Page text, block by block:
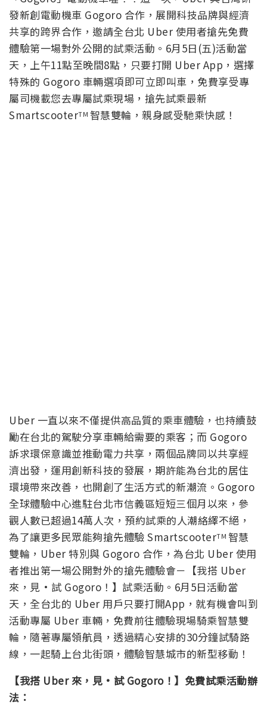
發新創電動機車 Gogoro 合作，展開科技品牌與經濟
共享的跨界合作，邀請全台北 Uber 使用者搶先免費
體驗第一場對外公開的試乘活動。6月5日(五)活動當
天，上午11點至晚間8點，只要打開 Uber App，選擇
特殊的 Gogoro 車輛選項即可立即叫車，免費享受專
屬司機載您去專屬試乘現場，搶先試乘最新
SmartscooterTM 智慧雙輪，親身感受馳乘快感！
Uber 一直以來不僅提供高品質的乘車體驗，也持續鼓
勵在台北的駕駛分享車輛給需要的乘客；而 Gogoro
訴求環保意識並推動電力共享，兩個品牌同以共享經
濟出發，運用創新科技的發展，期許能為台北的居住
環境帶來改善，也開創了生活方式的新潮流。Gogoro
全球體驗中心進駐台北市信義區短短三個月以來，參
觀人數已超過14萬人次，預約試乘的人潮絡繹不絕，
為了讓更多民眾能夠搶先體驗 SmartscooterTM 智慧
雙輪，Uber 特別與 Gogoro 合作，為台北 Uber 使用
者推出第一場公開對外的搶先體驗會－【我搭 Uber
來，見·試 Gogoro！ 】試乘活動。6月5日活動當
天，全台北的 Uber 用戶只要打開App，就有機會叫到
活動專屬 Uber 車輛，免費前往體驗現場騎乘智慧雙
輪，隨著專屬領航員，透過精心安排的30分鐘試騎路
線，一起騎上台北街頭，體驗智慧城市的新型移動！
【我搭 Uber來，見 · 試Gogoro！】免費試乘活動辦
法：